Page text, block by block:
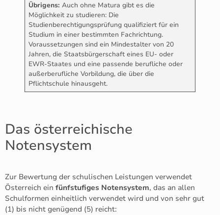
Übrigens: Auch ohne Matura gibt es die
Möglichkeit zu studieren: Die
Studienberechtigungsprüfung qualifiziert für ein
Studium in einer bestimmten Fachrichtung.
Voraussetzungen sind ein Mindestalter von 20
Jahren, die Staatsbürgerschaft eines EU- oder
EWR-Staates und eine passende berufliche oder
außerberufliche Vorbildung, die über die
Pflichtschule hinausgeht.
Das österreichische
Notensystem
Zur Bewertung der schulischen Leistungen verwendet
Österreich ein fünfstufiges Notensystem, das an allen
Schulformen einheitlich verwendet wird und von sehr gut
(1) bis nicht genügend (5) reicht: